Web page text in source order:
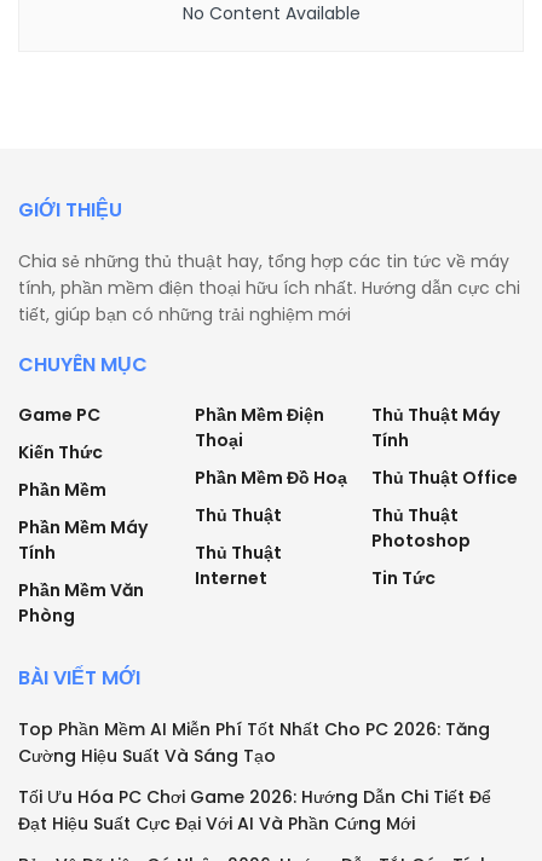
No Content Available
GIỚI THIỆU
Chia sẻ những thủ thuật hay, tổng hợp các tin tức về máy
tính, phần mềm điện thoại hữu ích nhất. Hướng dẫn cực chi
tiết, giúp bạn có những trải nghiệm mới
CHUYÊN MỤC
Game PC
Kiến Thức
Phần Mềm
Phần Mềm Máy
Tính
Phần Mềm Văn
Phòng
Phần Mềm Điện
Thoại
Phần Mềm Đồ Hoạ
Thủ Thuật
Thủ Thuật
Internet
Thủ Thuật Máy
Tính
Thủ Thuật Office
Thủ Thuật
Photoshop
Tin Tức
BÀI VIẾT MỚI
Top Phần Mềm AI Miễn Phí Tốt Nhất Cho PC 2026: Tăng
Cường Hiệu Suất Và Sáng Tạo
Tối Ưu Hóa PC Chơi Game 2026: Hướng Dẫn Chi Tiết Để
Đạt Hiệu Suất Cực Đại Với AI Và Phần Cứng Mới